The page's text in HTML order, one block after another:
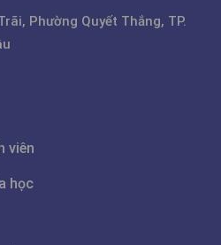
Phường Quyết Thắng, TP.
viên
học